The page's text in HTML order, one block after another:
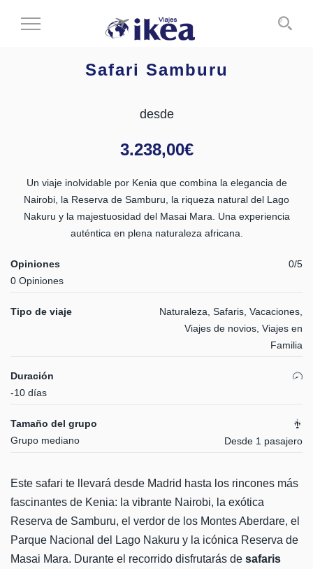
Cambiar
Safari Samburu
desde
3.238,00€
Un viaje inolvidable por Kenia que combina la elegancia de
Nairobi, la Reserva de Samburu, la riqueza natural del Lago
Nakuru y la majestuosidad del Masai Mara. Una experiencia
auténtica en plena naturaleza africana.
Opiniones
0 Opiniones
0/5
Tipo de viaje
Naturaleza, Safaris, Vacaciones,
Viajes de novios, Viajes en
Familia
Duración
-10 días
Tamaño del grupo
Grupo mediano
Desde 1 pasajero
Este safari te llevará desde Madrid hasta los rincones más
fascinantes de Kenia: la vibrante Nairobi, la exótica
Reserva de Samburu, el verdor de los Montes Aberdare, el
Parque Nacional del Lago Nakuru y la icónica Reserva de
Masai Mara. Durante el recorrido disfrutarás de safaris